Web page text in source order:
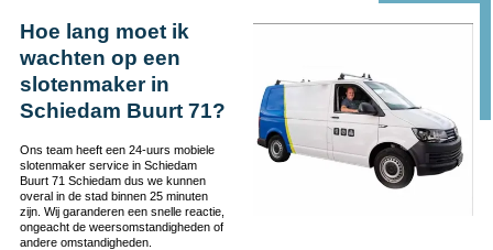
Hoe lang moet ik
wachten op een
slotenmaker in
Schiedam Buurt 71?
Ons team heeft een 24-uurs mobiele
slotenmaker service in Schiedam
Buurt 71 Schiedam dus we kunnen
overal in de stad binnen 25 minuten
zijn. Wij garanderen een snelle reactie,
ongeacht de weersomstandigheden of
andere omstandigheden.